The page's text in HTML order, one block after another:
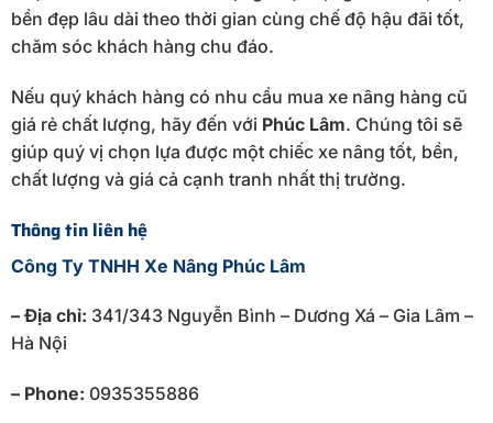
bền đẹp lâu dài theo thời gian cùng chế độ hậu đãi tốt,
chăm sóc khách hàng chu đáo.
Nếu quý khách hàng có nhu cầu mua xe nâng hàng cũ
giá rẻ chất lượng, hãy đến với Phúc Lâm. Chúng tôi sẽ
giúp quý vị chọn lựa được một chiếc xe nâng tốt, bền,
chất lượng và giá cả cạnh tranh nhất thị trường.
Thông tin liên hệ
Công Ty TNHH Xe Nâng Phúc Lâm
– Địa chỉ: 341/343 Nguyễn Bình – Dương Xá – Gia Lâm –
Hà Nội
– Phone: 0935355886